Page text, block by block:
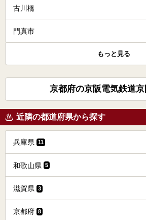
古川橋
門真市
もっと見る
京都府の京阪電気鉄道
近隣の都道府県から探す
兵庫県 11
和歌山県 5
滋賀県 3
京都府 8